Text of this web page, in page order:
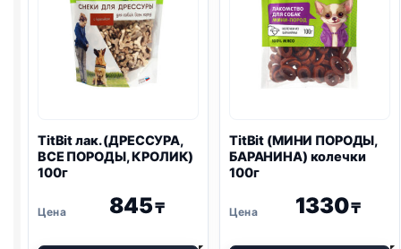
TitBit лак. (ДРЕССУРА,
ВСЕ ПОРОДЫ, КРОЛИК)
100г
845₸
TitBit (МИНИ ПОРОДЫ,
БАРАНИНА) колечки
100г
1330₸